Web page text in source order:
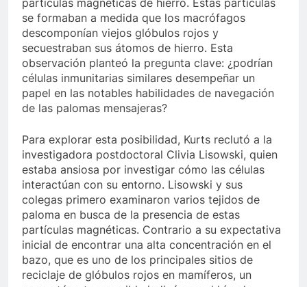
partículas magnéticas de hierro. Estas partículas
se formaban a medida que los macrófagos
descomponían viejos glóbulos rojos y
secuestraban sus átomos de hierro. Esta
observación planteó la pregunta clave: ¿podrían
células inmunitarias similares desempeñar un
papel en las notables habilidades de navegación
de las palomas mensajeras?
Para explorar esta posibilidad, Kurts reclutó a la
investigadora postdoctoral Clivia Lisowski, quien
estaba ansiosa por investigar cómo las células
interactúan con su entorno. Lisowski y sus
colegas primero examinaron varios tejidos de
paloma en busca de la presencia de estas
partículas magnéticas. Contrario a su expectativa
inicial de encontrar una alta concentración en el
bazo, que es uno de los principales sitios de
reciclaje de glóbulos rojos en mamíferos, un